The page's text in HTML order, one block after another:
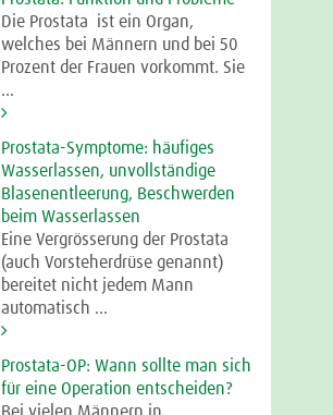
Die Prostata ist ein Organ,
welches bei Männern und bei 50
Prozent der Frauen vorkommt. Sie
...
Prostata-Symptome: häufiges
Wasserlassen, unvollständige
Blasenentleerung, Beschwerden
beim Wasserlassen
Eine Vergrösserung der Prostata
(auch Vorsteherdrüse genannt)
bereitet nicht jedem Mann
automatisch ...
Prostata-OP: Wann sollte man sich
für eine Operation entscheiden?